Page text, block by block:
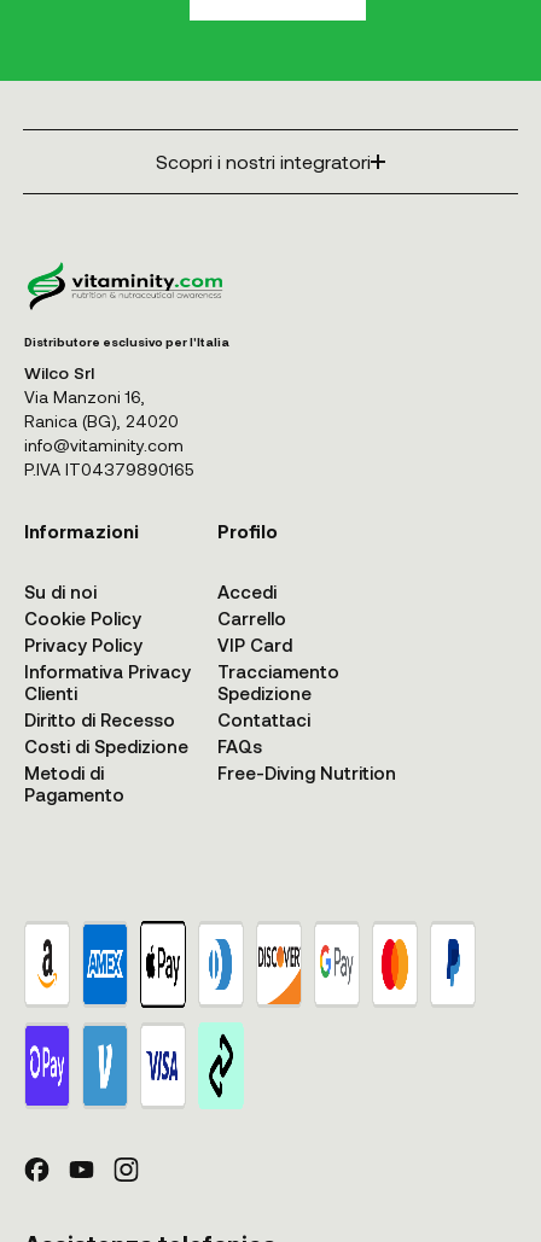
Scopri i nostri integratori
Distributore esclusivo per l'Italia
Wilco Srl
Via Manzoni 16,
Ranica (BG), 24020
info@vitaminity.com
P.IVA IT04379890165
Informazioni
Su di noi
Cookie Policy
Privacy Policy
Informativa Privacy
Clienti
Diritto di Recesso
Costi di Spedizione
Metodi di
Pagamento
Profilo
Accedi
Carrello
VIP Card
Tracciamento
Spedizione
Contattaci
FAQs
Free-Diving Nutrition